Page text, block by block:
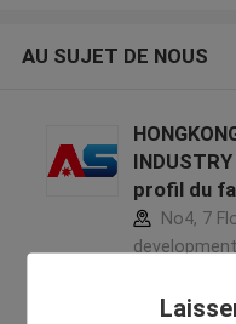
AU SUJET DE NOUS
profil du
No4, 7
,Chine